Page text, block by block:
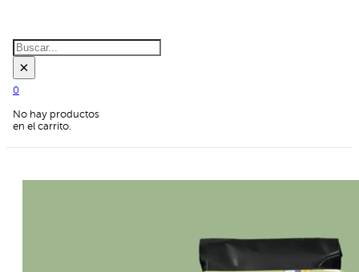
Buscar
×
0
No hay productos
en el carrito.